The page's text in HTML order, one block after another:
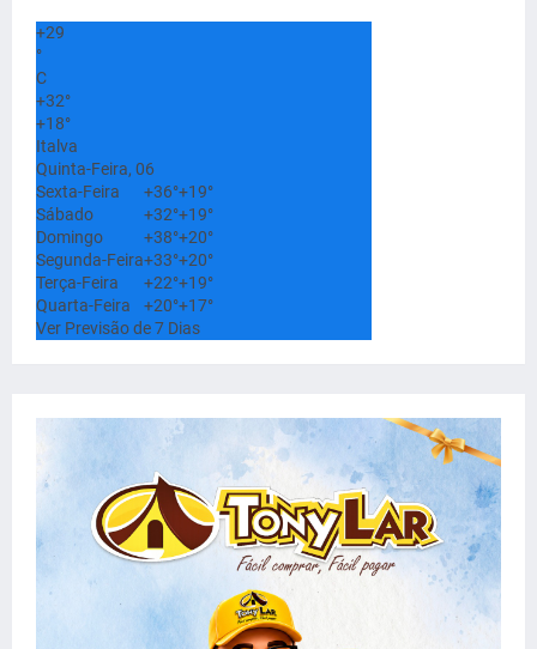
+29
°
C
+32°
+18°
Italva
Quinta-Feira, 06
Sexta-Feira
+36°+19°
Sábado
+32°+19°
Domingo
+38°+20°
Segunda-Feira+33°+20°
Terça-Feira
+22°+19°
Quarta-Feira
+20°+17°
Ver Previsão de 7 Dias